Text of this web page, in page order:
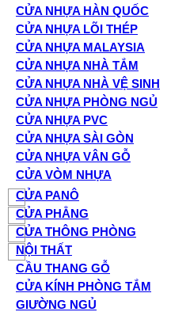
CỬA NHỰA HÀN QUỐC
CỬA NHỰA LÕI THÉP
CỬA NHỰA MALAYSIA
CỬA NHỰA NHÀ TẮM
CỬA NHỰA NHÀ VỆ SINH
CỬA NHỰA PHÒNG NGỦ
CỬA NHỰA PVC
CỬA NHỰA SÀI GÒN
CỬA NHỰA VÂN GỖ
CỬA VÒM NHỰA
CỬA PANÔ
CỬA PHẲNG
CỬA THÔNG PHÒNG
NỘI THẤT
CẦU THANG GỖ
CỬA KÍNH PHÒNG TẮM
GIƯỜNG NGỦ